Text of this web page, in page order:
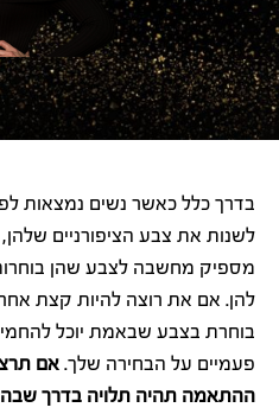
בדרך כלל כאשר נשים נמצאות
לשנות את צבע הציפורניים
מספיק מחשבה לצבע שהן
להן. אם את רוצה להיות קצת
בוחרת בצבע שבאמת יוכל
פעמיים על הבחירה שלך. אם
ההתאמה תהיה תלויה בדרך